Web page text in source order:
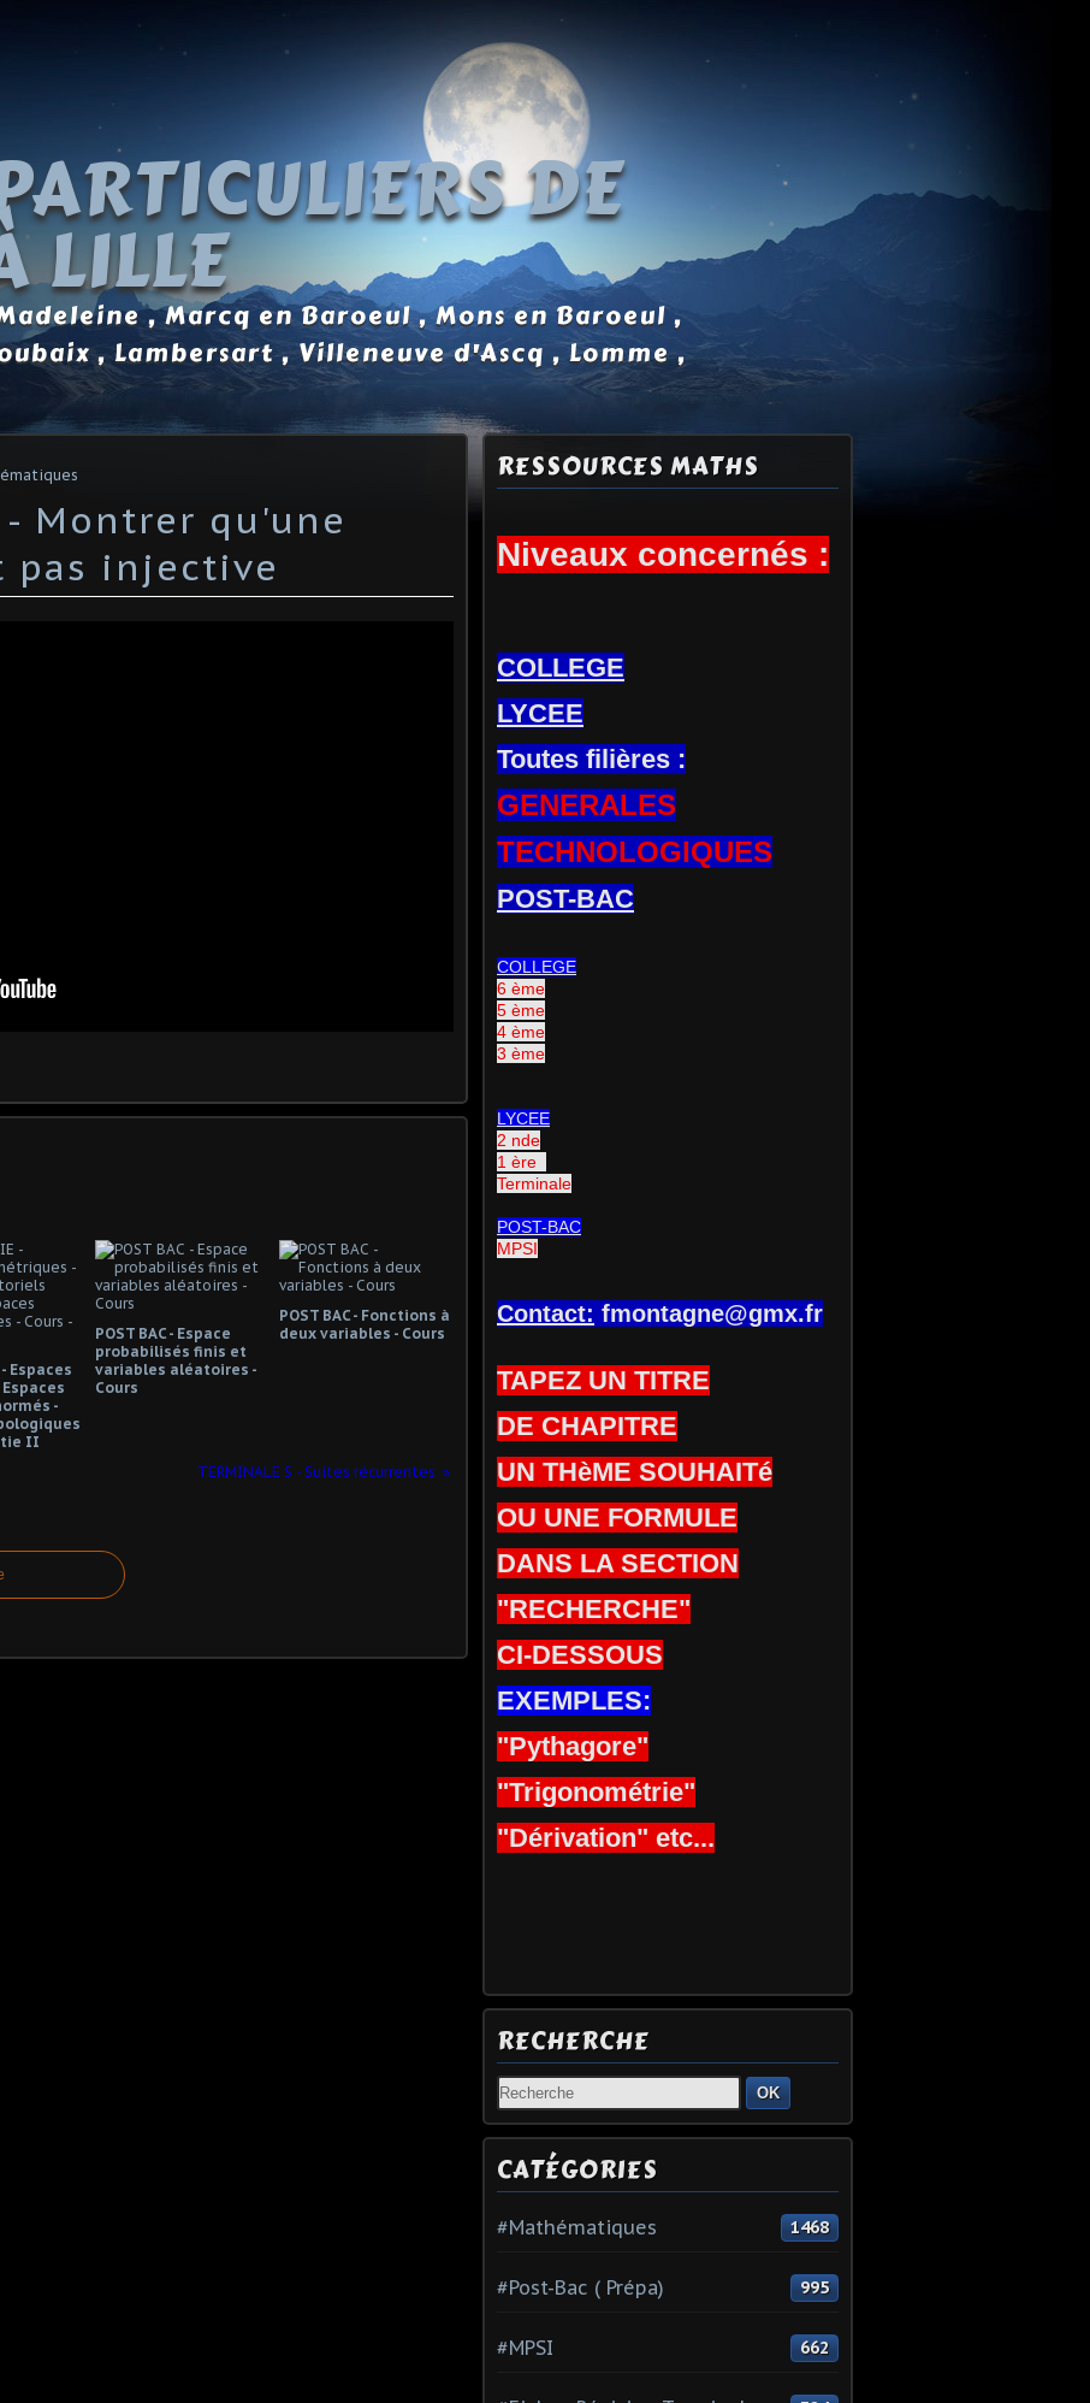
DE
LILLE, Marcq en Baroeul , Mons en Baroeul ,
, Lambersart , Villeneuve d'Ascq , Lomme ,
- Montrer qu'une
pas injective
- Espaces
-
II
POST BAC - Espace
probabilisés finis et
variables aléatoires -
Cours
POST BAC - Fonctions à
deux variables - Cours
TERMINALE S - Suites récurrentes
RESSOURCES MATHS
Niveaux concernés :
COLLEGE
LYCEE
Toutes filières :
GENERALES
TECHNOLOGIQUES
POST-BAC
COLLEGE
6 ème
5 ème
4 ème
3 ème
LYCEE
2 nde
1 ère
Terminale
POST-BAC
MPSI
Contact: fmontagne@gmx.fr
TAPEZ UN TITRE
DE CHAPITRE
UN THèME SOUHAITé
OU UNE FORMULE
DANS LA SECTION
"RECHERCHE"
CI-DESSOUS
EXEMPLES:
"Pythagore"
"Trigonométrie"
"Dérivation" etc...
RECHERCHE
OK
CATÉGORIES
#Mathématiques 1468
#Post-Bac ( Prépa) 995
#MPSI 662